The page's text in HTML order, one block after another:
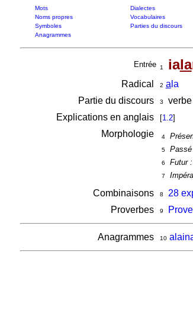
Mots Dialectes
Noms propres
Vocabulaires
Symboles
Parties du discours
Anagrammes
Entrée 1 iala
Radical 2 a la
Partie du discours
3
Explications en anglais
[1.2]
Morphologie 4
5 Passé
6 Futur :
7
Combinaisons 8
28
Proverbes
9
Anagrammes 10